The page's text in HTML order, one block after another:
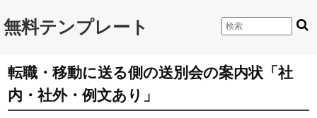
無料テンプレート
転職・移動に送る側の送別会の案内状「社
内・社外・例文あり」